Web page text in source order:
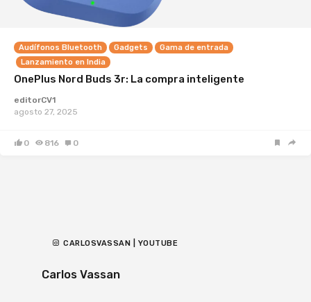
Audífonos Bluetooth Gadgets
Gama de entrada
Lanzamiento en India
OnePlus Nord Buds 3r: La compra inteligente
editorCV1
agosto 27, 2025
0 816 0
CARLOSVASSAN | YOUTUBE
Carlos Vassan